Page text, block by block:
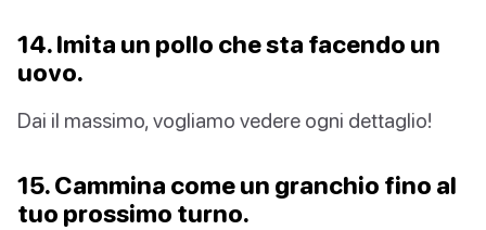
14. Imita un pollo che sta facendo un
uovo.
Dai il massimo, vogliamo vedere ogni dettaglio!
15. Cammina come un granchio fino al
tuo prossimo turno.